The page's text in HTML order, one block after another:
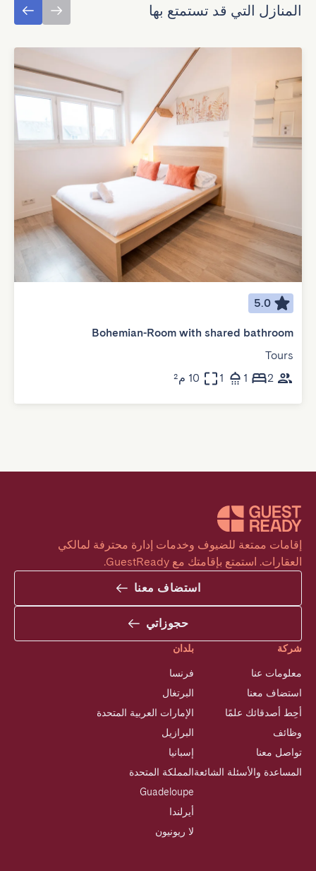
المنازل التي قد تستمتع بها
5.0
Bohemian-Room with shared bathroom
Tours
2
1
1 10 م²
العقارات. استمتع بإقامتك مع GuestReady.
استضاف معنا
حجوزاتي
شركة
معلومات عنا
استضاف معنا
أحِط أصدقائك علمًا
وظائف
تواصل معنا
المساعدة والأسئلة الشائعة
بلدان
فرنسا
البرتغال
الإمارات العربية المتحدة
البرازيل
إسبانيا
المملكة المتحدة
Guadeloupe
أيرلندا
لا ريونيون